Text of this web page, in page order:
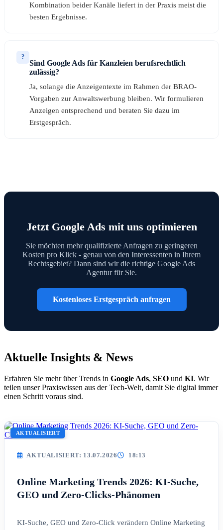
Kombination beider Kanäle liefert in der Praxis meist die
besten Ergebnisse.
?
Sind Google Ads für Kanzleien berufsrechtlich
zulässig?
Ja, solange die Anzeigentexte im Rahmen der BRAO-
Vorgaben zur Anwaltswerbung bleiben. Wir formulieren
Anzeigen entsprechend und beraten Sie dazu im
Erstgespräch.
Jetzt Google Ads mit uns optimieren
Sie möchten mehr qualifizierte Anfragen zu geringeren
Kosten pro Klick - genau von den Interessenten in Ihrem
Rechtsgebiet? Dann sind wir die richtige Google Ads
Agentur für Sie.
Kostenloses Erstgespräch anfragen
Aktuelle Insights & News
Erfahren Sie mehr über Trends in Google Ads, SEO und KI. Wir
teilen unser Praxiswissen aus der Tech-Welt, damit Sie digital immer
einen Schritt voraus sind.
AKTUALISIERT
AKTUALISIERT: 13.07.2026 18:13
Online Marketing Trends 2026: KI-Suche,
GEO und Zero-Clicks-Phänomen
KI-Suche, GEO und Zero-Click verändern Online Marketing